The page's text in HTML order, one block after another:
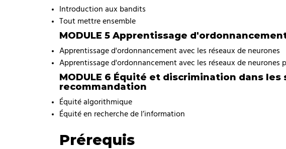
Introduction aux bandits
Tout mettre ensemble
MODULE 5 Apprentissage
Apprentissage d'ordonnancement avec les réseaux de neurones
Apprentissage d'ordonnancement avec les réseaux de neurones
MODULE 6 Équité et discrimination dans les
recommandation
Équité algorithmique
Équité en recherche de l’information
Prérequis